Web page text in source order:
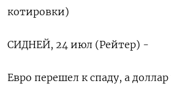
котировки)
СИДНЕЙ, 24 июл (Рейтер) -
Евро перешел к спаду, а